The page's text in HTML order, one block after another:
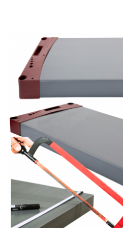
oferowanych produktów.
zjednała nam ogromną rzeszę
z nami kilkanaście lat. Staramy
rzetelnie każde zamówienie.